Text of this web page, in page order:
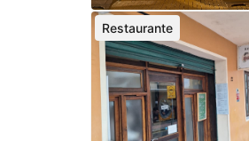
Restaurante